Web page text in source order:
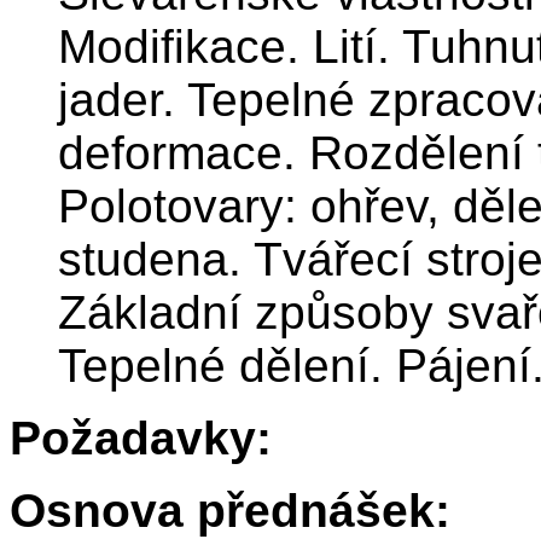
Modifikace. Lití.
jader. Tepelné
deformace.
Polotovary: ohřev,
studena. Tvářecí
Základní způsoby
Tepelné dělení.
Požadavky:
Osnova přednášek: